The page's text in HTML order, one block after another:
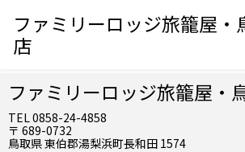
ファミリーロッジ旅籠屋・
店
ファミリーロッジ旅籠屋・
TEL 0858-24-4858
〒 689-0732
鳥取県 東伯郡湯梨浜町長和田 1574